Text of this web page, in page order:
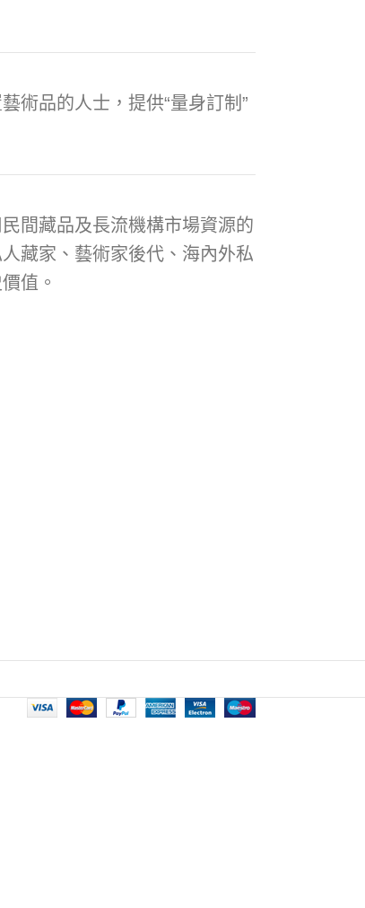
術品的人士，提供“量身訂制”
間藏品及長流機構市場資源的
藏家、藝術家後代、海內外私
值。